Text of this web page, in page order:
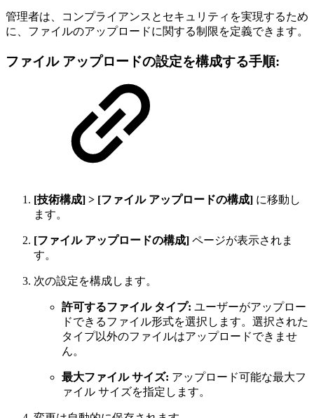
管理者は、コンプライアンスとセキュリティを実現するため
に、ファイルのアップロードに関する制限を定義できます。
ファイル アップロードの設定を構成する手順:
[技術構成] > [ファイル アップロードの構成] に移動し
ます。
[ファイル アップロードの構成] ページが表示されま
す。
次の設定を構成します。
許可するファイル タイプ: ユーザーがアップロー
ドできるファイル形式を選択します。選択された
タイプ以外のファイルはアップロードできませ
ん。
最大ファイル サイズ: アップロード可能な最大フ
ァイル サイズを指定します。